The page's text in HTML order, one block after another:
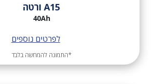
A15 ורטה
לפרטים נוספים
*התמונה להמחשה בלבד
40Ah